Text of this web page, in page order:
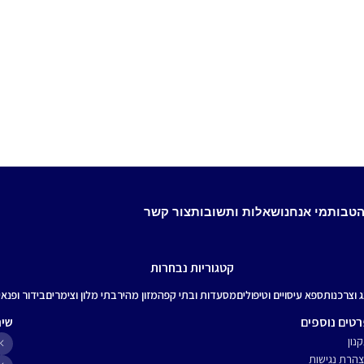
מי אנחנושאלות ותשובותצור קשר
קטגוריות נבחרות
וצרכנותספא עיסויים וטיפוליםמסעדות ובתי קפהמזון מהירבתי מלון וצימריםבידור
נוספים
נגישות